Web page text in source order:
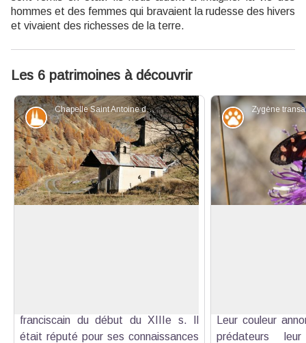
hommes et des femmes qui bravaient la rudesse des hivers
et vivaient des richesses de la terre.
Les 6 patrimoines à découvrir
Chapelle Saint Antoine de Padou - Benjamin Musella - PNR Queyras
Patrimoine et histoire
franciscain du début du XIIIe s. Il
était réputé pour ses connaissances
Faune
Leur couleur
prédateurs